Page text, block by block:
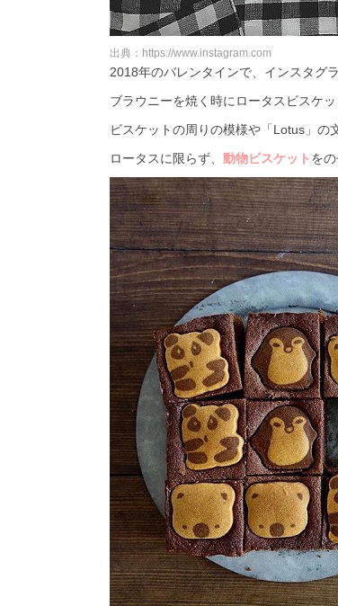
出典：https://www.instagram.com
2018年のバレンタインで、インスタグ
ブラウニーを焼く時にロータスビスケ
ビスケットの周りの模様や「Lotus」
ロータスに限らず、 動物ビスケット を